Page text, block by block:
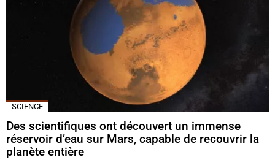
SCIENCE
Des scientifiques ont découvert un immense
réservoir d’eau sur Mars, capable de recouvrir la
planète entière